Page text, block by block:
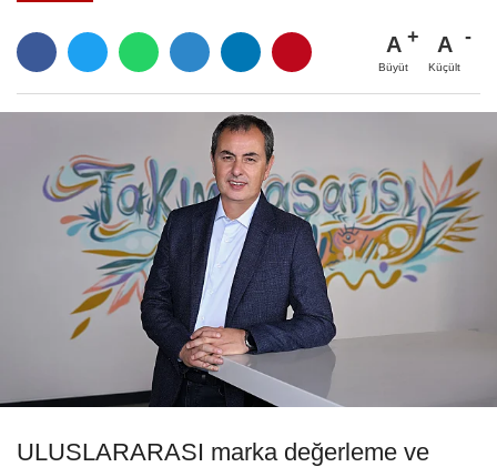
A
Büyüt
A
Küçült
ULUSLARARASI marka değerleme ve